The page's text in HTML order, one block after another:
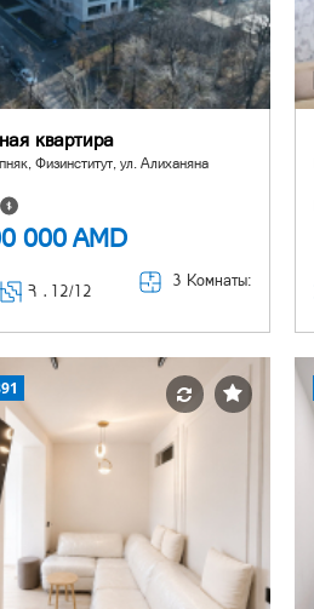
квартира
Физинститут, ул. Алиханяна
000AMD
Հ ․ 12/12
3 Комнаты: